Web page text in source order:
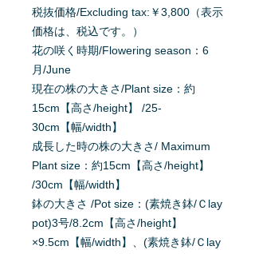
税抜価格/Excluding tax:￥3,800（表示
価格は、税込です。）
花の咲く時期/Flowering season：6
月/June
現在の株の大きさ/Plant size：約
15cm【高さ/height】 /25-
30cm【幅/width】
成長した時の株の大きさ/ Maximum
Plant size：約15cm【高さ/height】
/30cm【幅/width】
鉢の大きさ /Pot size：(素焼き鉢/Ｃlay
pot)3号/8.2cm【高さ/height】
×9.5cm【幅/width】、(素焼き鉢/Ｃlay